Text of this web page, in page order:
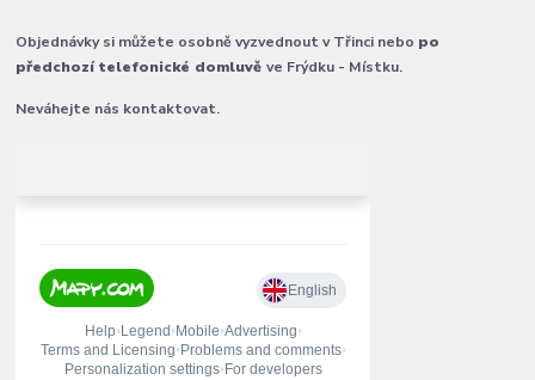
Objednávky si můžete osobně vyzvednout v Třinci nebo po
předchozí telefonické domluvěve Frýdku - Místku.
Neváhejte nás kontaktovat.